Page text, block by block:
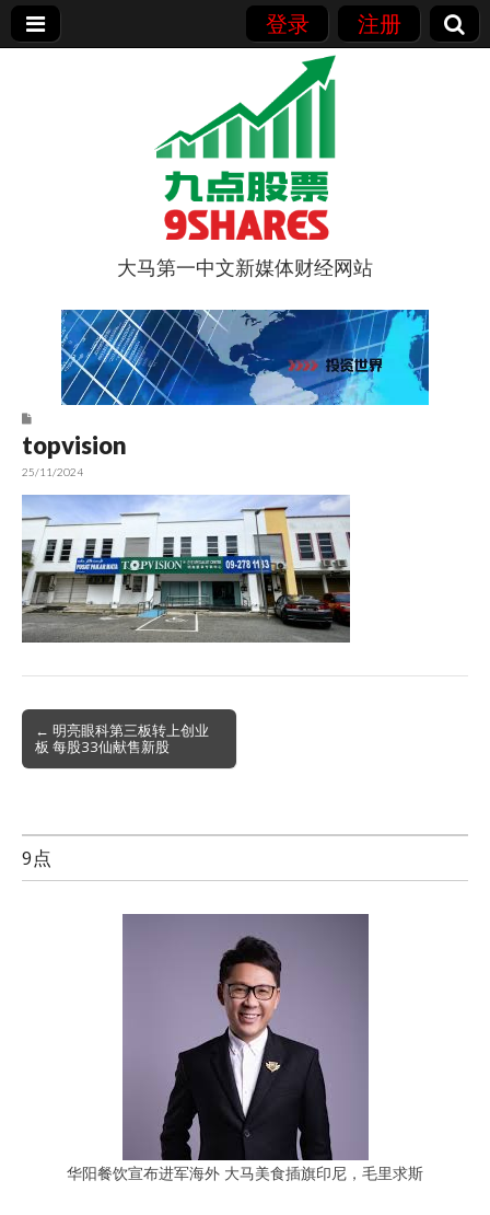
登录 注册
9点股票
大马第一中文新媒体财经网站
topvision
25/11/2024
Post
navigation
← 明亮眼科第三板转上创业
板 每股33仙献售新股
9点
华阳餐饮宣布进军海外 大马美食插旗印尼，毛里求斯